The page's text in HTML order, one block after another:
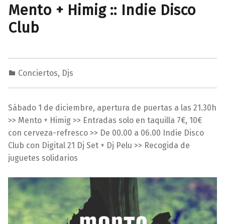
Mento + Himig :: Indie Disco
Club
2
/
1
1
/
2
0
Conciertos, Djs
M
r
a
v
i
s
Sábado 1 de diciembre, apertura de puertas a las 21.30h
>> Mento + Himig >> Entradas solo en taquilla 7€, 10€
con cerveza-refresco >> De 00.00 a 06.00 Indie Disco
Club con Digital 21 Dj Set + Dj Pelu >> Recogida de
juguetes solidarios